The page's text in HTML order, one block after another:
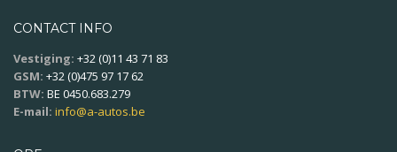
CONTACT INFO
Vestiging: +32 (0)11 43 71 83
GSM: +32 (0)475 97 17 62
BTW: BE 0450.683.279
E-mail: info@a-autos.be